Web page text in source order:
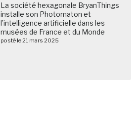
La société hexagonale BryanThings
installe son Photomaton et
l’intelligence artificielle dans les
musées de France et du Monde
posté le 21 mars 2025